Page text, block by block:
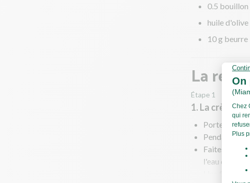
0.5 bouillon
huile d'olive
10 g beurre
La
Étape 1
1. La crème
Portez à
Pendant ce
Faites cuire
l'eau de
Une fois